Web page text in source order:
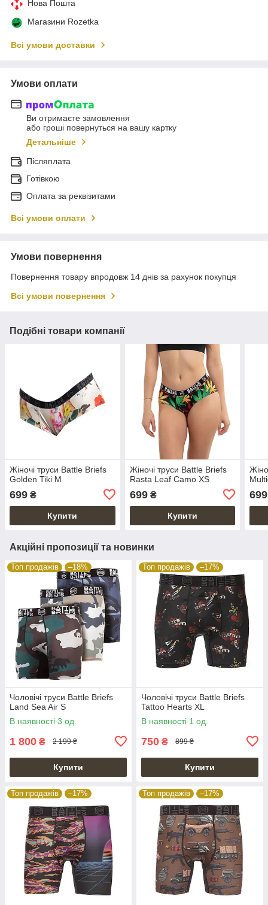
Нова Пошта
Магазини Rozetka
Всі умови доставки
Умови оплати
Ви отримаєте замовлення
або гроші повернуться на вашу картку
Детальніше
Післяплата
Готівкою
Оплата за реквізитами
Всі умови оплати
Умови повернення
Повернення товару впродовж 14 днів за рахунок покупця
Всі умови повернення
Подібні товари компанії
Жіночі труси Battle Briefs
Golden Tiki M
699 ₴
Купити
Жіночі труси Battle Briefs
Rasta Leaf Camo XS
699₴
Купити
699
Акційні пропозиції та новинки
Топ продажів –18%
Чоловічі труси Battle Briefs
Land Sea Air S
В наявності 3 од.
1 800 ₴ 2 199 ₴
Купити
Топ продажів –17%
Чоловічі труси Battle Briefs
Tattoo Hearts XL
В наявності 1 од.
750 ₴ 899 ₴
Купити
Топ продажів –17% Топ продажів –17%